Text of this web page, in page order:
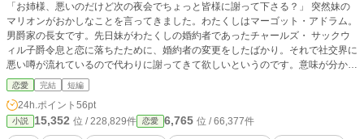
「お姉様、悪いのだけど次の夜会でちょっと皆様に謝って下さる？」 突然妹の
マリオンがおかしなことを言ってきました。わたくしはマーゴット・アドラム。
男爵家の長女です。先日妹がわたくしの婚約者であったチャールズ・ サックウ
ィル子爵令息と恋に落ちたために、婚約者の変更をしたばかり。それで社交界に
悪い噂が流れているので代わりに謝ってきて欲しいというのです。意味が分かり
ませんが、マリオンに押し切られて参加させられた夜会で出会ったジェレミー・
オルグレン伯爵令息に、「僕にも謝って欲しい」と言われました。――わたく
し、皆様にそんなに悪い事しましたか？ 謝るにしても理由を教えて下さいま
せ！
恋愛 完結 短編
24h.ポイント 56pt
小説 15,352 位 / 228,829件 恋愛 6,765 位 / 66,377件